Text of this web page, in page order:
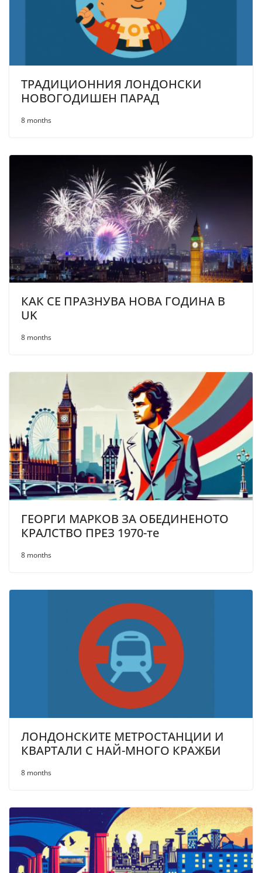
ТРАДИЦИОННИЯ ЛОНДОНСКИ
НОВОГОДИШЕН ПАРАД
8 months
КАК СЕ ПРАЗНУВА НОВА ГОДИНА В
UK
8 months
ГЕОРГИ МАРКОВ ЗА ОБЕДИНЕНОТО
КРАЛСТВО ПРЕЗ 1970-те
8 months
ЛОНДОНСКИТЕ МЕТРОСТАНЦИИ И
КВАРТАЛИ С НАЙ-МНОГО КРАЖБИ
8 months